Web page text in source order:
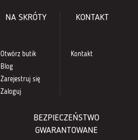
NA SKRÓTY
Otwórz butik
Blog
Zarejestruj się
Zaloguj
KONTAKT
Kontakt
BEZPIECZEŃSTWO
GWARANTOWANE